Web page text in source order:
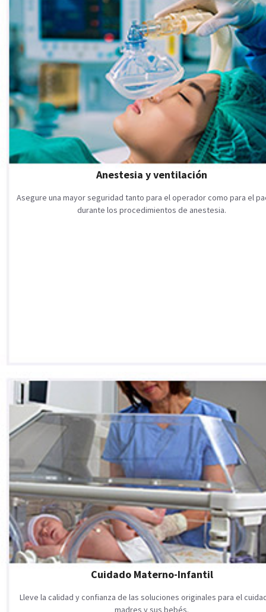
Anestesia y ventilación
Asegure una mayor seguridad tanto para el operador como para el
durante los procedimientos de anestesia.
Cuidado Materno-Infantil
Lleve la calidad y confianza de las soluciones originales para el
madres y sus bebés.